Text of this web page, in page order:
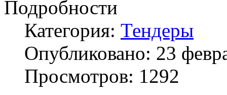
Подробности
Категория: Тендеры
Опубликовано: 23
Просмотров: 1292